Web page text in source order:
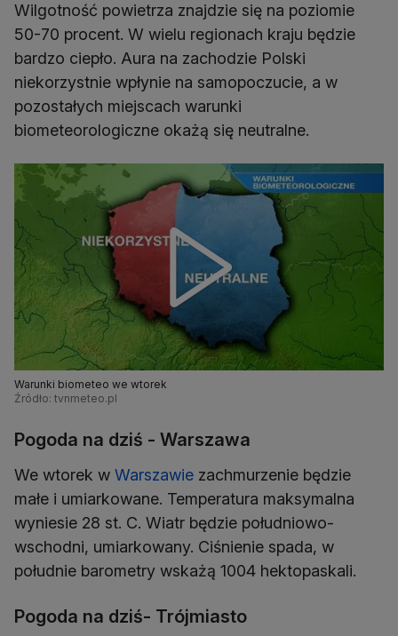
Wilgotność powietrza znajdzie się na poziomie
50-70 procent. W wielu regionach kraju będzie
bardzo ciepło. Aura na zachodzie Polski
niekorzystnie wpłynie na samopoczucie, a w
pozostałych miejscach warunki
biometeorologiczne okażą się neutralne.
Warunki biometeo we wtorek
Źródło: tvnmeteo.pl
Pogoda na dziś - Warszawa
We wtorek w Warszawie zachmurzenie będzie
małe i umiarkowane. Temperatura maksymalna
wyniesie 28 st. C. Wiatr będzie południowo-
wschodni, umiarkowany. Ciśnienie spada, w
południe barometry wskażą 1004 hektopaskali.
Pogoda na dziś- Trójmiasto